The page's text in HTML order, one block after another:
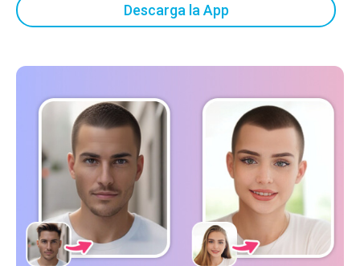
Descarga la App